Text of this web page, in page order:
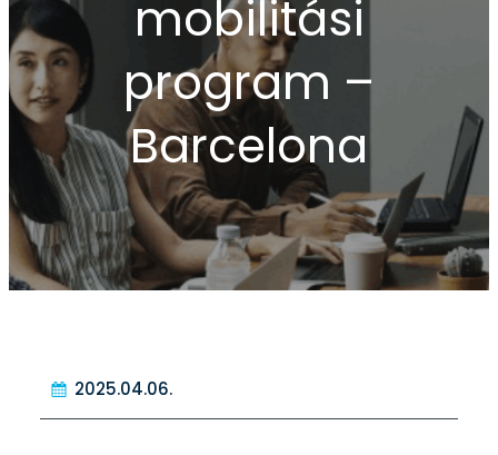
mobilitási
program –
Barcelona
2025.04.06.